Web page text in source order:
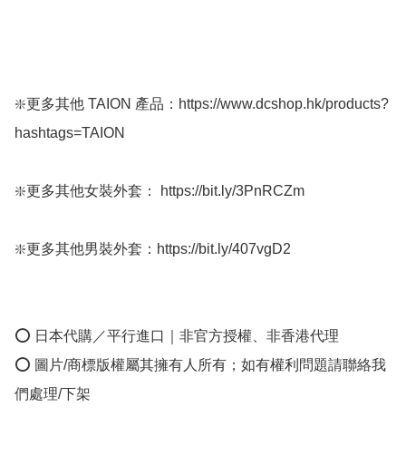
❇️更多其他 TAION 產品：https://www.dcshop.hk/products?
hashtags=TAION
❇️更多其他女裝外套： https://bit.ly/3PnRCZm
❇️更多其他男裝外套：https://bit.ly/407vgD2
⭕ 日本代購／平行進口｜非官方授權、非香港代理
⭕ 圖片/商標版權屬其擁有人所有；如有權利問題請聯絡我
們處理/下架